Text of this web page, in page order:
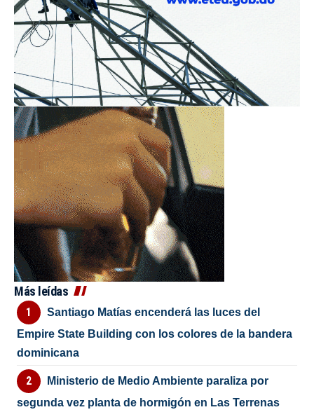
Más leídas
Santiago Matías encenderá las luces del
Empire State Building con los colores de la bandera
dominicana
Ministerio de Medio Ambiente paraliza por
segunda vez planta de hormigón en Las Terrenas